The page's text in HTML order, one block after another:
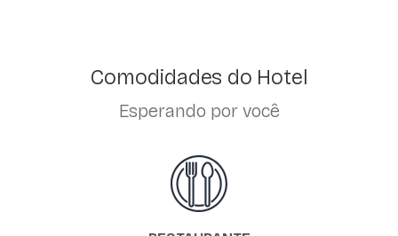
Comodidades do Hotel
Esperando por você